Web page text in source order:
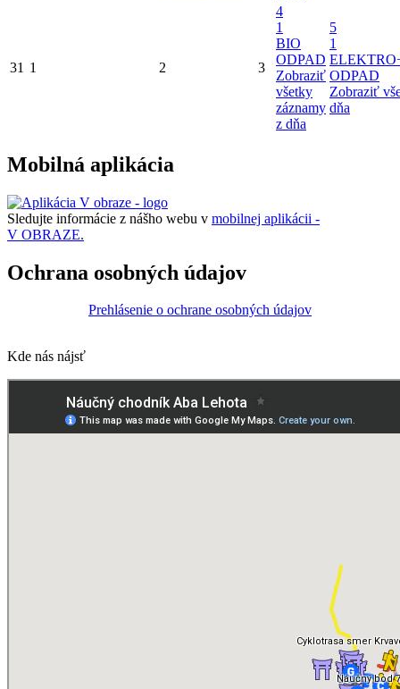
31 1 2 3
4
1
BIO
ODPAD
Zobraziť
všetky
záznamy
z dňa
5
1
ODPAD
Zobraziť
dňa
Mobilná aplikácia
Sledujte informácie z nášho webu v mobilnej aplikácii -
V OBRAZE.
Ochrana osobných údajov
Prehlásenie o ochrane osobných údajov
Kde nás nájsť